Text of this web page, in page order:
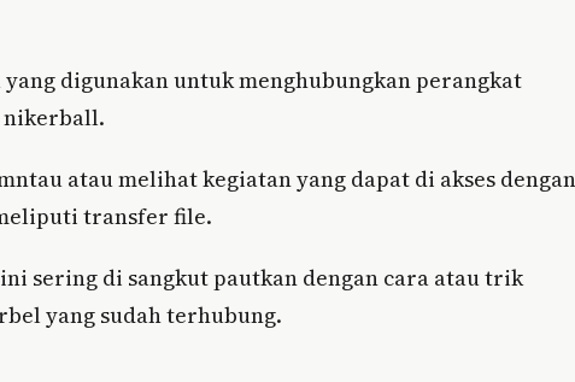
digunakan untuk menghubungkan perangkat
nikerball.
atau melihat kegiatan yang dapat di akses dengan
transfer file.
sering di sangkut pautkan dengan cara atau trik
yang sudah terhubung.